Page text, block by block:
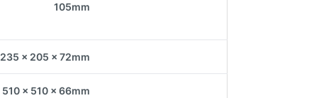
105mm
235 x 205 x 72mm
510 x 510 x 66mm